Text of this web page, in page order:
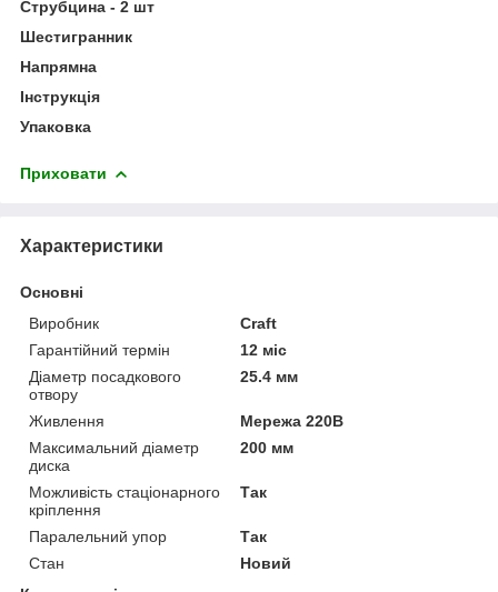
Струбцина - 2 шт
Шестигранник
Напрямна
Інструкція
Упаковка
Приховати
Характеристики
Основні
Виробник
Craft
Гарантійний термін
12 міс
Діаметр посадкового
отвору
25.4 мм
Живлення
Мережа 220В
Максимальний діаметр
диска
200 мм
Можливість стаціонарного
кріплення
Так
Паралельний упор
Так
Стан
Новий